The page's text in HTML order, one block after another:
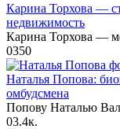
Карина Торхова —
недвижимость
Карина Торхова —
0350
Наталья Попова:
омбудсмена
Попову Наталью
03.4к.